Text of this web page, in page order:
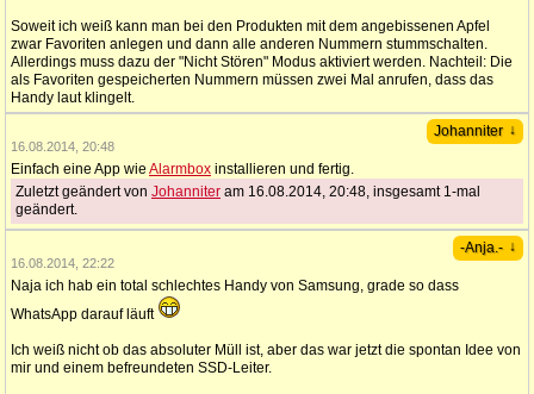
Soweit ich weiß kann man bei den Produkten mit dem angebissenen Apfel
zwar Favoriten anlegen und dann alle anderen Nummern stummschalten.
Allerdings muss dazu der "Nicht Stören" Modus aktiviert werden. Nachteil: Die
als Favoriten gespeicherten Nummern müssen zwei Mal anrufen, dass das
Handy laut klingelt.
Johanniter ↓
16.08.2014, 20:48
Einfach eine App wie Alarmbox installieren und fertig.
Zuletzt geändert von Johanniter am 16.08.2014, 20:48, insgesamt 1-mal
geändert.
-Anja.- ↓
16.08.2014, 22:22
Naja ich hab ein total schlechtes Handy von Samsung, grade so dass
WhatsApp darauf läuft
Ich weiß nicht ob das absoluter Müll ist, aber das war jetzt die spontan Idee von
mir und einem befreundeten SSD-Leiter.